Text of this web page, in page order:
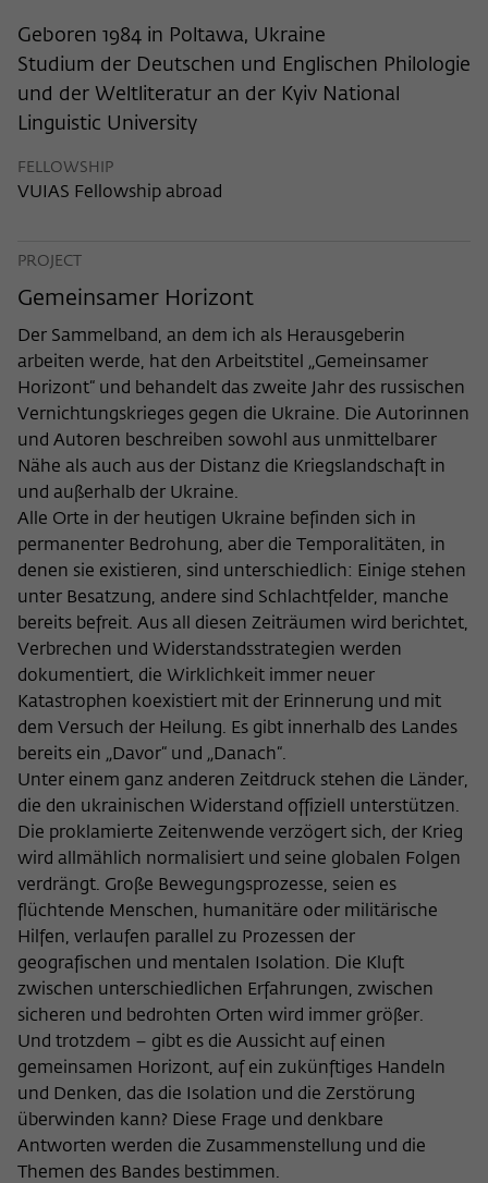
Geboren 1984 in Poltawa, Ukraine
Studium der Deutschen und Englischen Philologie
und der Weltliteratur an der Kyiv National
Linguistic University
FELLOWSHIP
VUIAS Fellowship abroad
PROJECT
Gemeinsamer Horizont
Der Sammelband, an dem ich als Herausgeberin
arbeiten werde, hat den Arbeitstitel „Gemeinsamer
Horizont“ und behandelt das zweite Jahr des russischen
Vernichtungskrieges gegen die Ukraine. Die Autorinnen
und Autoren beschreiben sowohl aus unmittelbarer
Nähe als auch aus der Distanz die Kriegslandschaft in
und außerhalb der Ukraine.
Alle Orte in der heutigen Ukraine befinden sich in
permanenter Bedrohung, aber die Temporalitäten, in
denen sie existieren, sind unterschiedlich: Einige stehen
unter Besatzung, andere sind Schlachtfelder, manche
bereits befreit. Aus all diesen Zeiträumen wird berichtet,
Verbrechen und Widerstandsstrategien werden
dokumentiert, die Wirklichkeit immer neuer
Katastrophen koexistiert mit der Erinnerung und mit
dem Versuch der Heilung. Es gibt innerhalb des Landes
bereits ein „Davor“ und „Danach“.
Unter einem ganz anderen Zeitdruck stehen die Länder,
die den ukrainischen Widerstand offiziell unterstützen.
Die proklamierte Zeitenwende verzögert sich, der Krieg
wird allmählich normalisiert und seine globalen Folgen
verdrängt. Große Bewegungsprozesse, seien es
flüchtende Menschen, humanitäre oder militärische
Hilfen, verlaufen parallel zu Prozessen der
geografischen und mentalen Isolation. Die Kluft
zwischen unterschiedlichen Erfahrungen, zwischen
sicheren und bedrohten Orten wird immer größer.
Und trotzdem – gibt es die Aussicht auf einen
gemeinsamen Horizont, auf ein zukünftiges Handeln
und Denken, das die Isolation und die Zerstörung
überwinden kann? Diese Frage und denkbare
Antworten werden die Zusammenstellung und die
Themen des Bandes bestimmen.
Name _pk_ref
Provider Matomo
Lifetime 6 Monate
This cookie is used to store from which
website or search engine the visitor was
Provider Matomo
Lifetime 30 Minuten
Purpose
This short-lived cookie is used to
temporarily store data about the visitor's
current stay on wiko-berlin.de.